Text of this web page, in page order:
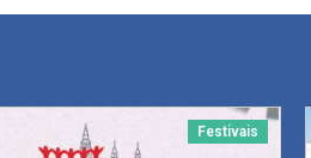
Festivais